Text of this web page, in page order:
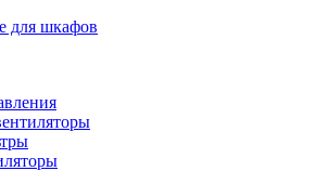
для шкафов